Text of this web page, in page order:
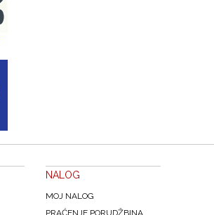
NALOG
MOJ NALOG
PRAĆENJE PORUDŽBINA